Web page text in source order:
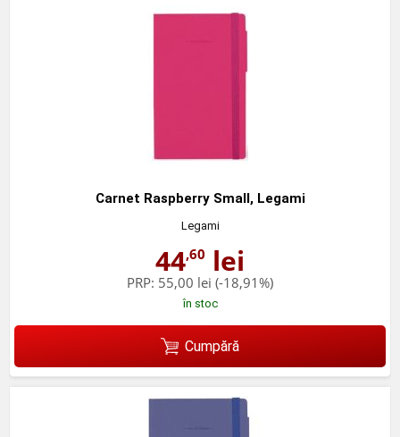
Carnet Raspberry Small, Legami
Legami
44,60 lei
PRP: 55,00 lei (-18,91%)
în stoc
Cumpără